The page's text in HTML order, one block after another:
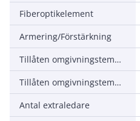
Fiberoptikelement
Armering/Förstärkning
Tillåten omgivningstemperatur under montering/hantering
Tillåten omgivningstemperatur under drift utan vibrationer
Antal extraledare